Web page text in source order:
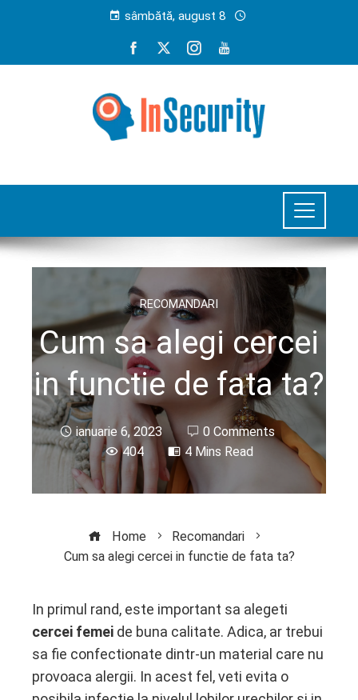
sâmbătă, august 8
RECOMANDARI
Cum sa alegi cercei
in functie de fata ta?
ianuarie 6, 2023
0 Comments
404
4 Mins Read
Home
Recomandari
Cum sa alegi cercei in functie de fata ta?
In primul rand, este important sa alegeti
cercei femei de buna calitate. Adica, ar trebui
sa fie confectionate dintr-un material care nu
provoaca alergii. In acest fel, veti evita o